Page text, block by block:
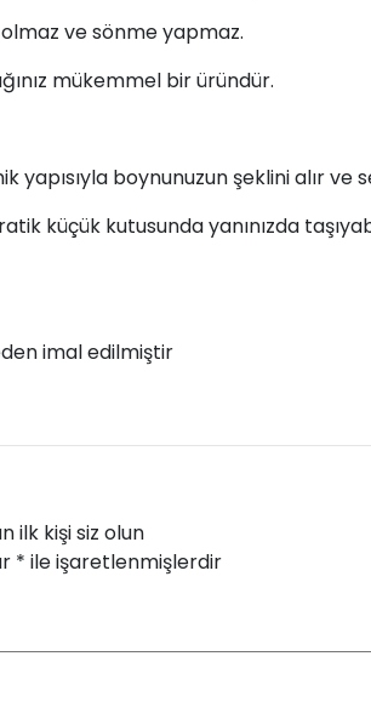
ve sönme yapmaz.
mükemmel bir üründür.
boynunuzun şeklini alır ve
küçük kutusunda yanınızda
imal edilmiştir
ilk kişi siz olun
* ile işaretlenmişlerdir